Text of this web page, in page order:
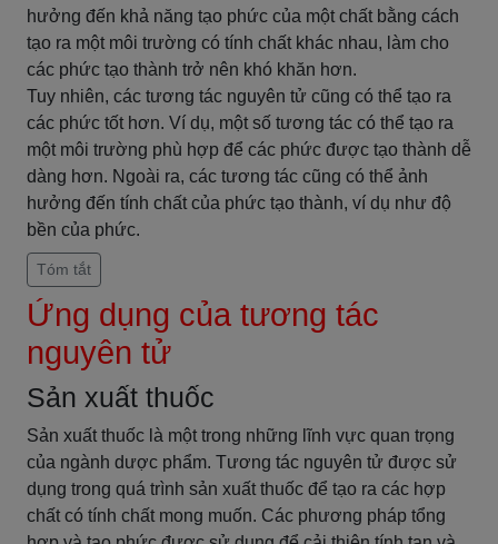
hưởng đến khả năng tạo phức của một chất bằng cách
tạo ra một môi trường có tính chất khác nhau, làm cho
các phức tạo thành trở nên khó khăn hơn.
Tuy nhiên, các tương tác nguyên tử cũng có thể tạo ra
các phức tốt hơn. Ví dụ, một số tương tác có thể tạo ra
một môi trường phù hợp để các phức được tạo thành dễ
dàng hơn. Ngoài ra, các tương tác cũng có thể ảnh
hưởng đến tính chất của phức tạo thành, ví dụ như độ
bền của phức.
Tóm tắt
Ứng dụng của tương tác
nguyên tử
Sản xuất thuốc
Sản xuất thuốc là một trong những lĩnh vực quan trọng
của ngành dược phẩm. Tương tác nguyên tử được sử
dụng trong quá trình sản xuất thuốc để tạo ra các hợp
chất có tính chất mong muốn. Các phương pháp tổng